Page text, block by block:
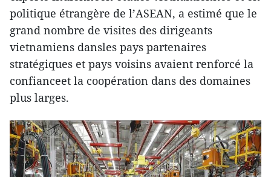
politique étrangère de l’ASEAN, a estimé que le
grand nombre de visites des dirigeants
vietnamiens dansles pays partenaires
stratégiques et pays voisins avaient renforcé la
confianceet la coopération dans des domaines
plus larges.